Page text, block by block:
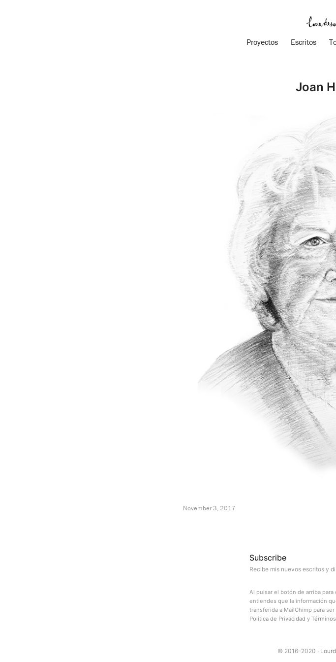
Proyectos Escritos
Joan
November 3, 2017
Subscribe
Recibe mis nuevos escritos y
Al pulsar el botón de arriba
entiendes que la información
transferida a MailChimp para
Política de Privacidad y Términos
© 2016–2020 ·